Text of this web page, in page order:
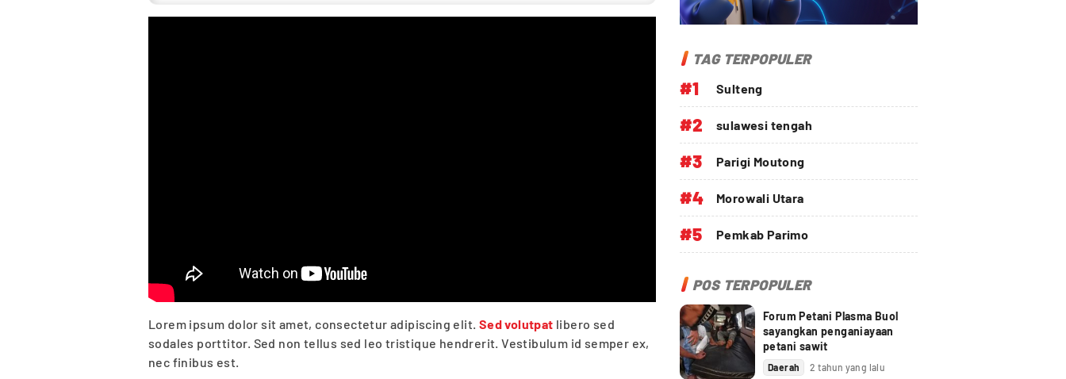
Lorem ipsum dolor sit amet, consectetur adipiscing elit. Sed volutpat libero sed
sodales porttitor. Sed non tellus sed leo tristique hendrerit. Vestibulum id semper ex,
nec finibus est.
TAG TERPOPULER
#1 Sulteng
#2 sulawesi tengah
#3 Parigi Moutong
#4 Morowali Utara
#5 Pemkab Parimo
POS TERPOPULER
Forum Petani Plasma Buol
sayangkan penganiayaan
petani sawit
Daerah 2 tahun yang lalu